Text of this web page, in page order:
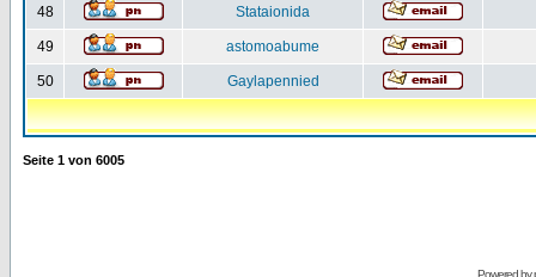
48 Stataionida
49 astomoabume
50 Gaylapennied
Seite 1 von 6005
Powered by